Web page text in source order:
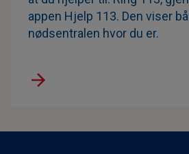
appen Hjelp 113. Den viser
nødsentralen hvor du er.